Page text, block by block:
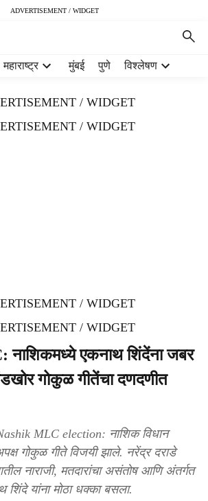
ADVERTISEMENT / WIDGET
महाराष्ट्र मुंबई पुणे विश्लेषण
/ WIDGET
/ WIDGET
/ WIDGET
/ WIDGET
एकनाथ शिंदेंना जबर
गोकुळ गीतेंचा दणदणीत
MLC election: नाशिक विधान
गोकुळ गीते विजयी झाले. नरेंद्र दराडे
नाराजी, मतदारांचा असंतोष आणि अंतर्गत
शिंदे यांना मोठा धक्का बसला.